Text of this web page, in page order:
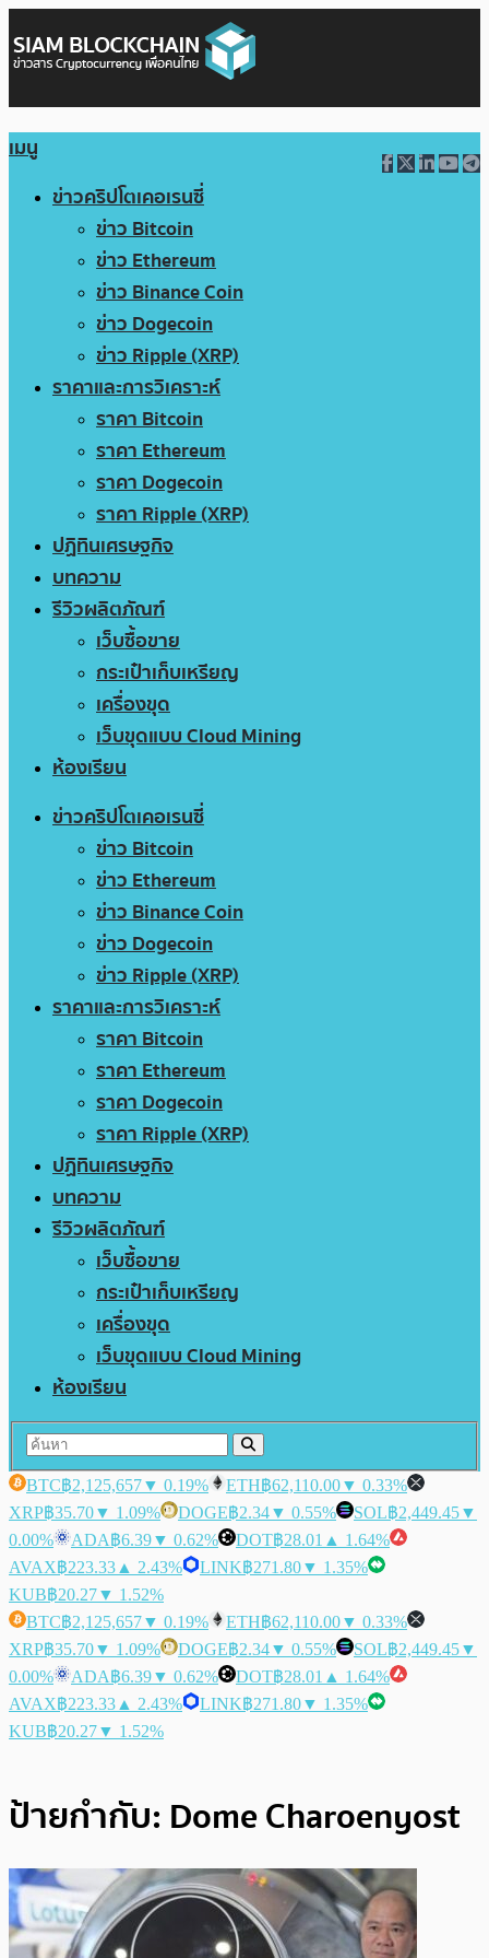
เมนู
ข่าวคริปโตเคอเรนซี่
ข่าว Bitcoin
ข่าว Ethereum
ข่าว Binance Coin
ข่าว Dogecoin
ข่าว Ripple (XRP)
ราคาและการวิเคราะห์
ราคา Bitcoin
ราคา Ethereum
ราคา Dogecoin
ราคา Ripple (XRP)
ปฏิทินเศรษฐกิจ
บทความ
รีวิวผลิตภัณฑ์
เว็บซื้อขาย
กระเป๋าเก็บเหรียญ
เครื่องขุด
เว็บขุดแบบ Cloud Mining
ห้องเรียน
ข่าวคริปโตเคอเรนซี่
ข่าว Bitcoin
ข่าว Ethereum
ข่าว Binance Coin
ข่าว Dogecoin
ข่าว Ripple (XRP)
ราคาและการวิเคราะห์
ราคา Bitcoin
ราคา Ethereum
ราคา Dogecoin
ราคา Ripple (XRP)
ปฏิทินเศรษฐกิจ
บทความ
รีวิวผลิตภัณฑ์
เว็บซื้อขาย
กระเป๋าเก็บเหรียญ
เครื่องขุด
เว็บขุดแบบ Cloud Mining
ห้องเรียน
BTC฿2,125,657▼ 0.19% ETH฿62,110.00▼ 0.33%
XRP฿35.70▼ 1.09% DOGE฿2.34▼ 0.55% SOL฿2,449.45▼
0.00%
ADA฿6.39▼ 0.62% DOT฿28.01 ▲ 1.64%
AVAX฿223.33 ▲ 2.43% LINK฿271.80▼ 1.35%
KUB฿20.27▼ 1.52%
BTC฿2,125,657▼ 0.19% ETH฿62,110.00▼ 0.33%
XRP฿35.70▼ 1.09% DOGE฿2.34▼ 0.55% SOL฿2,449.45▼
0.00%
ADA฿6.39▼ 0.62% DOT฿28.01 ▲ 1.64%
AVAX฿223.33 ▲ 2.43% LINK฿271.80▼ 1.35%
KUB฿20.27▼ 1.52%
ป้ายกำกับ: Dome Charoenyost